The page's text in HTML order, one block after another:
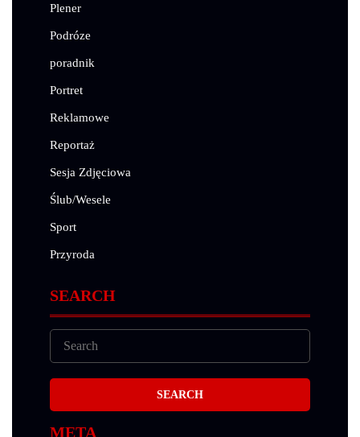
Plener
Podróze
poradnik
Portret
Reklamowe
Reportaż
Sesja Zdjęciowa
Ślub/Wesele
Sport
Przyroda
SEARCH
META